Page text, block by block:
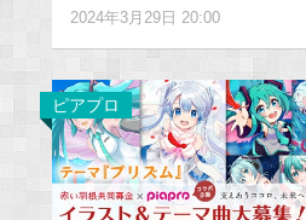
2024年3月29日 20:00
ピアプロ